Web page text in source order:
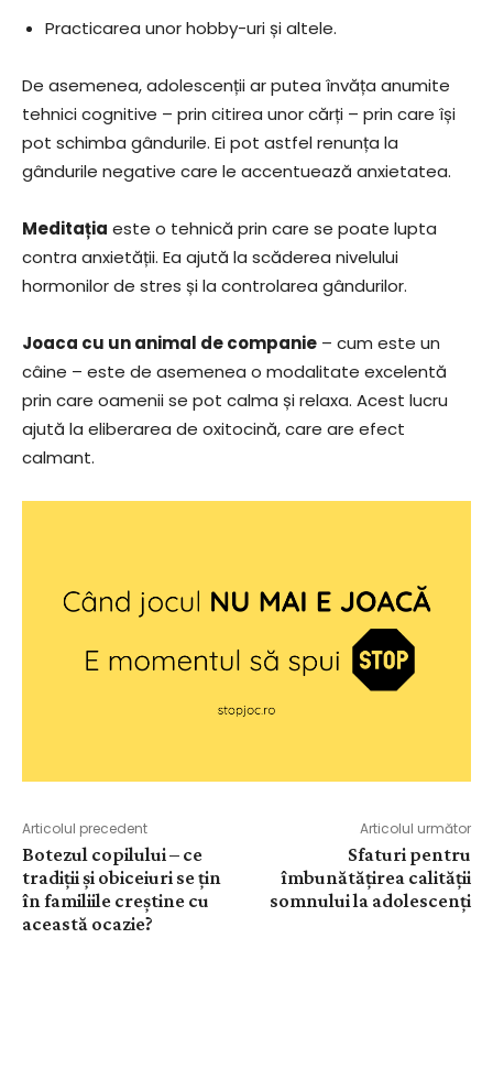
Practicarea unor hobby-uri și altele.
De asemenea, adolescenții ar putea învăța anumite
tehnici cognitive – prin citirea unor cărți – prin care își
pot schimba gândurile. Ei pot astfel renunța la
gândurile negative care le accentuează anxietatea.
Meditația este o tehnică prin care se poate lupta
contra anxietății. Ea ajută la scăderea nivelului
hormonilor de stres și la controlarea gândurilor.
Joaca cu un animal de companie – cum este un
câine – este de asemenea o modalitate excelentă
prin care oamenii se pot calma și relaxa. Acest lucru
ajută la eliberarea de oxitocină, care are efect
calmant.
Articolul precedent
Botezul copilului – ce
tradiții și obiceiuri se țin
în familiile creștine cu
această ocazie?
Articolul următor
Sfaturi pentru
îmbunătățirea calității
somnului la adolescenți